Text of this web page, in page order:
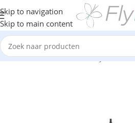
Skip to navigation
Skip to main content
Home/Outlet & Tweedekansjes/Outlet